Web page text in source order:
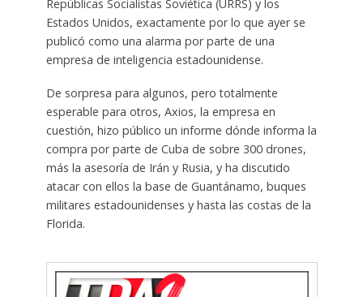
Repúblicas Socialistas Soviética (URRS) y los
Estados Unidos, exactamente por lo que ayer se
publicó como una alarma por parte de una
empresa de inteligencia estadounidense.
De sorpresa para algunos, pero totalmente
esperable para otros, Axios, la empresa en
cuestión, hizo público un informe dónde informa la
compra por parte de Cuba de sobre 300 drones,
más la asesoría de Irán y Rusia, y ha discutido
atacar con ellos la base de Guantánamo, buques
militares estadounidenses y hasta las costas de la
Florida.